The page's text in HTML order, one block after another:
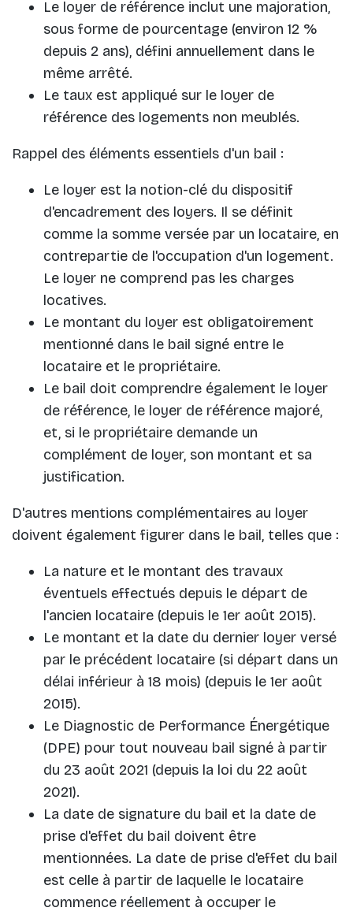
Le loyer de référence inclut une majoration,
sous forme de pourcentage (environ 12 %
depuis 2 ans), défini annuellement dans le
même arrêté.
Le taux est appliqué sur le loyer de
référence des logements non meublés.
Rappel des éléments essentiels d'un bail :
Le loyer est la notion-clé du dispositif
d'encadrement des loyers. Il se définit
comme la somme versée par un locataire, en
contrepartie de l'occupation d'un logement.
Le loyer ne comprend pas les charges
locatives.
Le montant du loyer est obligatoirement
mentionné dans le bail signé entre le
locataire et le propriétaire.
Le bail doit comprendre également le loyer
de référence, le loyer de référence majoré,
et, si le propriétaire demande un
complément de loyer, son montant et sa
justification.
D'autres mentions complémentaires au loyer
doivent également figurer dans le bail, telles que :
La nature et le montant des travaux
éventuels effectués depuis le départ de
l'ancien locataire (depuis le 1er août 2015).
Le montant et la date du dernier loyer versé
par le précédent locataire (si départ dans un
délai inférieur à 18 mois) (depuis le 1er août
2015).
Le Diagnostic de Performance Énergétique
(DPE) pour tout nouveau bail signé à partir
du 23 août 2021 (depuis la loi du 22 août
2021).
La date de signature du bail et la date de
prise d'effet du bail doivent être
mentionnées. La date de prise d'effet du bail
est celle à partir de laquelle le locataire
commence réellement à occuper le